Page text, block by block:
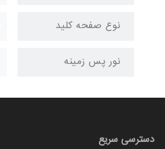
نوع صفحه کلید
نور پس زمینه
دسترسی سریع